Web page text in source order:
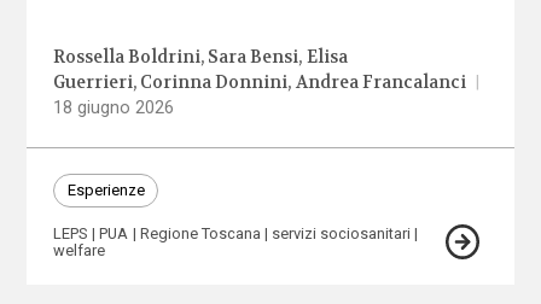
Rossella Boldrini Sara Bensi Elisa
Guerrieri Corinna Donnini Andrea Francalanci
18 giugno 2026
Esperienze
LEPS PUA Regione Toscana
servizi sociosanitari
welfare